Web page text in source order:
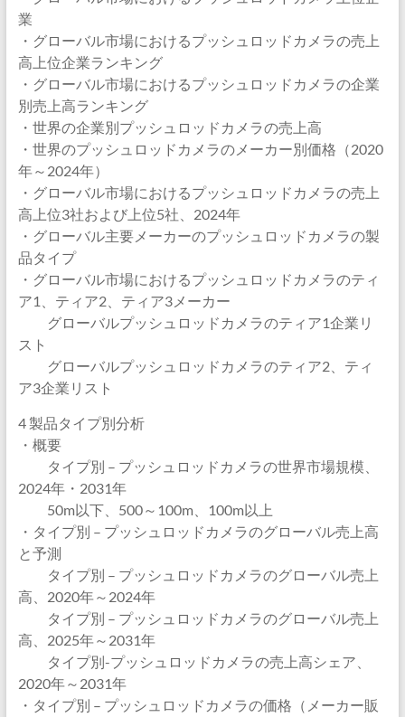
業
・グローバル市場におけるプッシュロッドカメラの売上
高上位企業ランキング
・グローバル市場におけるプッシュロッドカメラの企業
別売上高ランキング
・世界の企業別プッシュロッドカメラの売上高
・世界のプッシュロッドカメラのメーカー別価格（2020
年～2024年）
・グローバル市場におけるプッシュロッドカメラの売上
高上位3社および上位5社、2024年
・グローバル主要メーカーのプッシュロッドカメラの製
品タイプ
・グローバル市場におけるプッシュロッドカメラのティ
ア1、ティア2、ティア3メーカー
グローバルプッシュロッドカメラのティア1企業リ
スト
グローバルプッシュロッドカメラのティア2、ティ
ア3企業リスト
4 製品タイプ別分析
・概要
タイプ別 – プッシュロッドカメラの世界市場規模、
2024年・2031年
50m以下、500～100m、100m以上
・タイプ別 – プッシュロッドカメラのグローバル売上高
と予測
タイプ別 – プッシュロッドカメラのグローバル売上
高、2020年～2024年
タイプ別 – プッシュロッドカメラのグローバル売上
高、2025年～2031年
タイプ別-プッシュロッドカメラの売上高シェア、
2020年～2031年
・タイプ別 – プッシュロッドカメラの価格（メーカー販